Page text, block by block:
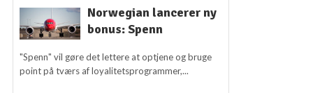
Norwegian lancerer ny
bonus: Spenn
"Spenn" vil gøre det lettere at optjene og bruge
point på tværs af loyalitetsprogrammer,...